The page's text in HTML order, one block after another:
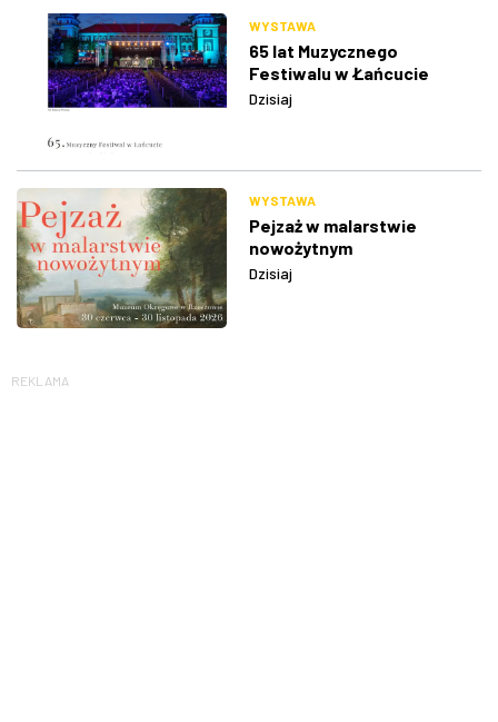
WYSTAWA
65 lat Muzycznego
Festiwalu w Łańcucie
Dzisiaj
WYSTAWA
Pejzaż w malarstwie
nowożytnym
Dzisiaj
REKLAMA